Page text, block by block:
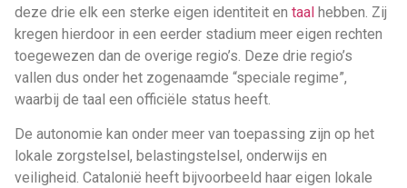
deze drie elk een sterke eigen identiteit en taal hebben. Zij
kregen hierdoor in een eerder stadium meer eigen rechten
toegewezen dan de overige regio’s. Deze drie regio’s
vallen dus onder het zogenaamde “speciale regime”,
waarbij de taal een officiële status heeft.
De autonomie kan onder meer van toepassing zijn op het
lokale zorgstelsel, belastingstelsel, onderwijs en
veiligheid. Catalonië heeft bijvoorbeeld haar eigen lokale